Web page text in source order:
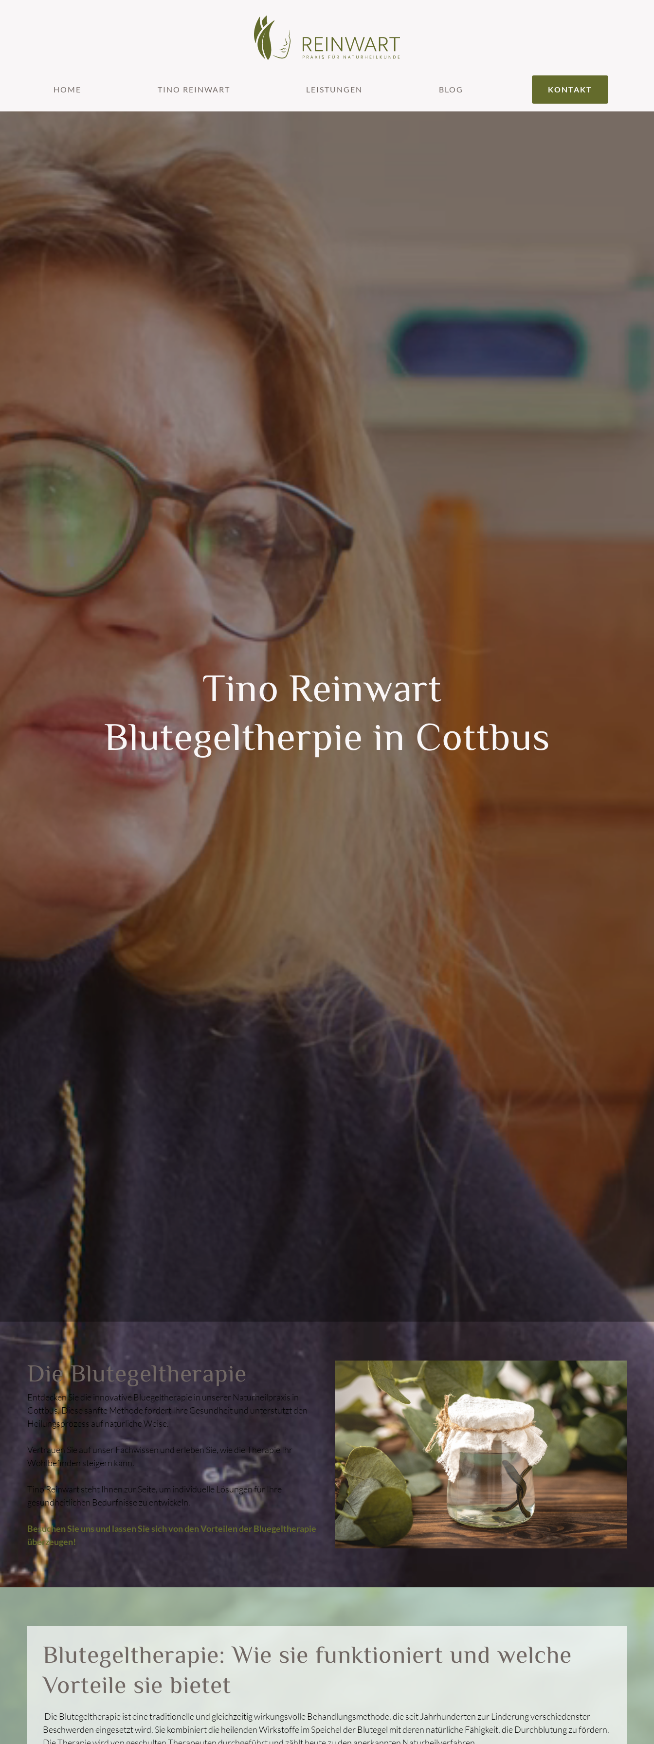
HOME TINO REINWART LEISTUNGEN BLOG KONTAKT
Tino Reinwart
Blutegeltherpie in Cottbus
Die Blutegeltherapie
Entdecken Sie die innovative Bluegeltherapie in unserer Naturheilpraxis in
Cottbus. Diese sanfte Methode fördert Ihre Gesundheit und unterstützt den
Heilungsprozess auf natürliche Weise.
Vertrauen Sie auf unser Fachwissen und erleben Sie, wie die Therapie Ihr
Wohlbefinden steigern kann.
Tino Reinwart steht Ihnen zur Seite, um individuelle Lösungen für Ihre
gesundheitlichen Bedürfnisse zu entwickeln.
Besuchen Sie uns und lassen Sie sich von den Vorteilen der Bluegeltherapie
überzeugen!
Blutegeltherapie: Wie sie funktioniert und welche
Vorteile sie bietet
Die Blutegeltherapie ist eine traditionelle und gleichzeitig wirkungsvolle Behandlungsmethode, die seit Jahrhunderten zur Linderung verschiedenster
Beschwerden eingesetzt wird. Sie kombiniert die heilenden Wirkstoffe im Speichel der Blutegel mit deren natürliche Fähigkeit, die Durchblutung zu fördern.